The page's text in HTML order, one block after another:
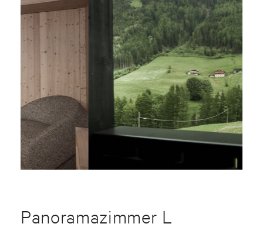
Panoramazimmer L